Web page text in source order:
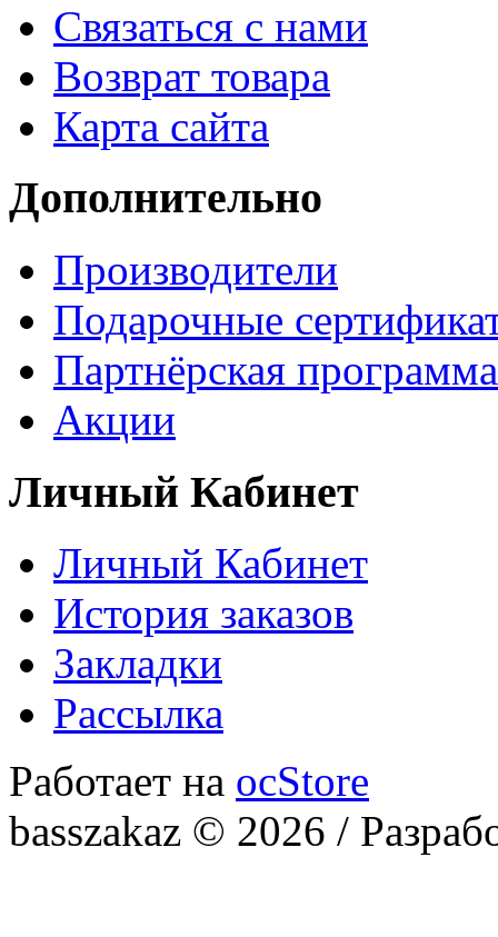
Связаться с нами
Возврат товара
Карта сайта
Дополнительно
Производители
Подарочные
Партнёрская программа
Акции
Личный Кабинет
Личный Кабинет
История заказов
Закладки
Рассылка
Работает на ocStore
basszakaz © 2026 /